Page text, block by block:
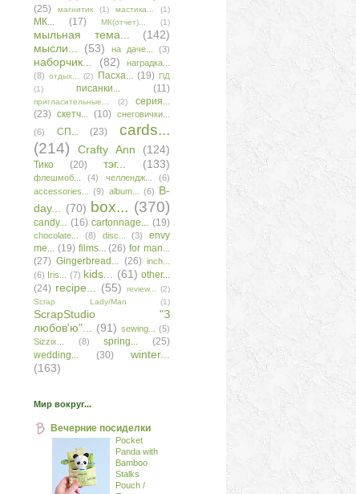
(25)
магнитик (1) мастика... (1)
МК... (17) МК(отчет)... (1)
мыльная тема...
(142)
мысли...
(53) на даче... (3)
наборчик... (82)
наградка...
(8) отдых... (2) Пасха... (19) ПД
(1)
писанки... (11)
пригласительные... (2)
серия...
(23) скетч... (10) снеговички...
(6)
СП... (23)
сards...
(214)
Сrafty Аnn (124)
Тико (20) тэг... (133)
флешмоб... (4) челлендж...
(6)
accessories...
(9) album... (6) B-
day...
(70) box... (370)
candy... (16) cartonnage... (19)
chocolate... (8) disc... (3)
envy
me... (19) films... (26) for man...
(27) Gingerbread... (26) inch...
(6) Iris... (7) kids... (61) other...
(24) recipe... (55) review...
(2)
Scrap Lady/Man
(1)
ScrapStudio "З
любов'ю"...
(91) sewing...
(5)
Sizzix...
(8) spring...
(25)
wedding...
(30)
winter...
(163)
Мир вокруг...
Вечерние посиделки
Pocket
Panda with
Bamboo
Stalks
Pouch /